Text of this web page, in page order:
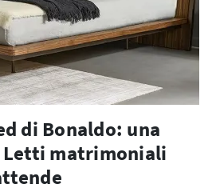
di Bonaldo: una
Letti matrimoniali